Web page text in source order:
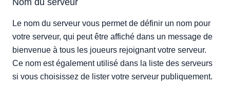
Annoncer les changements de groupe
Nom du serveur
Le nom du serveur vous permet de définir un nom pour
votre serveur, qui peut être affiché dans un message de
bienvenue à tous les joueurs rejoignant votre serveur.
Ce nom est également utilisé dans la liste des serveurs
si vous choisissez de lister votre serveur publiquement.